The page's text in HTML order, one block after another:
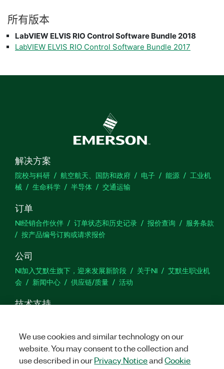
所有版本
LabVIEW ELVIS RIO Control Software Bundle 2018
LabVIEW ELVIS RIO Control Software Bundle 2017
解决方案
院校与科研 航空航天、国防和政府 电子 能源
工业机
械
生命科学 半导体 交通运输
订单
NI经销合作伙伴 订单状态和历史记录 报价查询
服务条款
按产品编号订购或请求报价
公司
NI加入艾默生旗下，迎来发展新阶段 关于NI
艾默生职业机
会
新闻中心 供应链/质量 活动
技术支持
We use cookies and similar technology on our
website. You may consent to the collection and
use described in ourPrivacy NoticeandCookie